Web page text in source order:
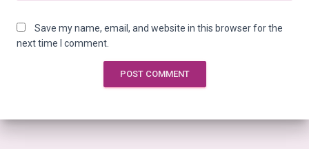
Save my name, email, and website in this browser for the
next time I comment.